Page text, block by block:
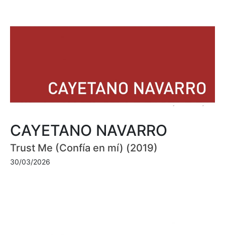
CAYETANO NAVARRO
Trust Me (Confía en mí) (2019)
30/03/2026